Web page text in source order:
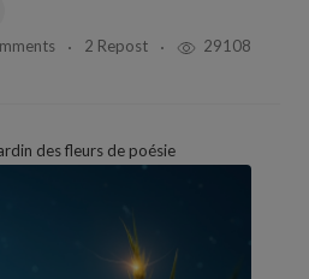
2 Repost 29108
des fleurs de poésie